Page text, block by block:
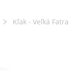
Kľak - Veľká Fatra